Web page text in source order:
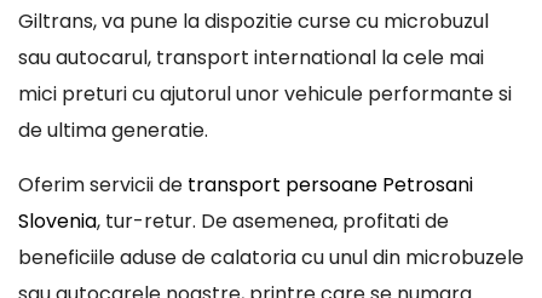
Giltrans, va pune la dispozitie curse cu microbuzul
sau autocarul, transport international la cele mai
mici preturi cu ajutorul unor vehicule performante si
de ultima generatie.
Oferim servicii de transport persoane Petrosani
Slovenia, tur-retur. De asemenea, profitati de
beneficiile aduse de calatoria cu unul din microbuzele